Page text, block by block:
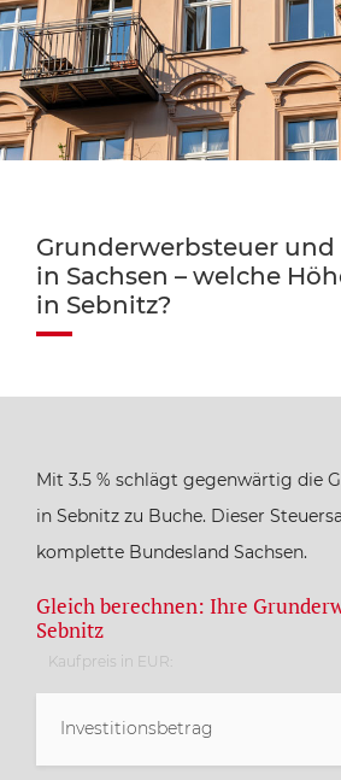
Grunderwerbsteuer
in Sachsen – welche
in Sebnitz?
Mit 3.5 % schlägt gegenwärtig die
in Sebnitz zu Buche. Dieser
komplette Bundesland Sachsen.
Gleich berechnen: Ihre
Sebnitz
Kaufpreis in EUR: